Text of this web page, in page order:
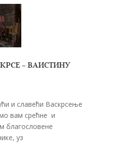
– ВАИСТИНУ
и славећи Васкрсење
вам срећне и
благословене
уз